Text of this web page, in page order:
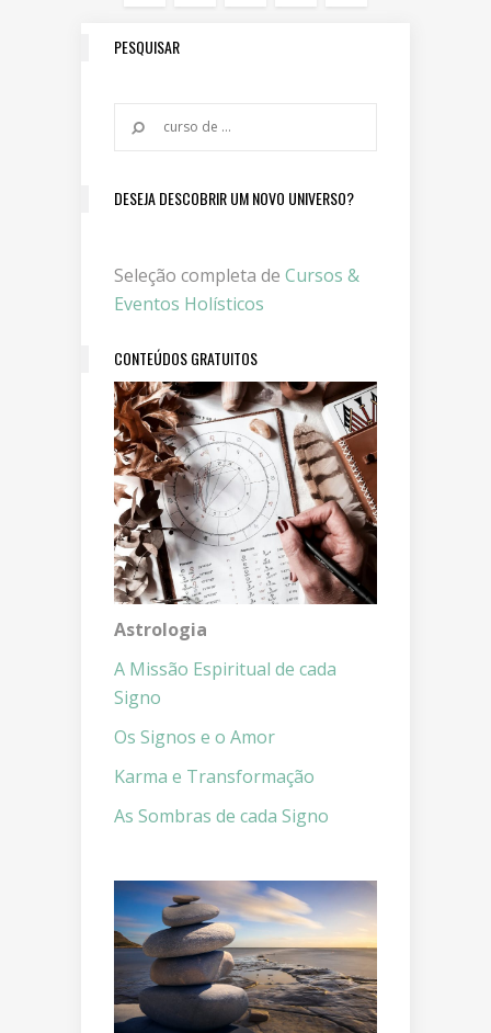
PESQUISAR
DESEJA DESCOBRIR UM NOVO UNIVERSO?
Seleção completa de Cursos &
Eventos Holísticos
CONTEÚDOS GRATUITOS
Astrologia
A Missão Espiritual de cada
Signo
Os Signos e o Amor
Karma e Transformação
As Sombras de cada Signo